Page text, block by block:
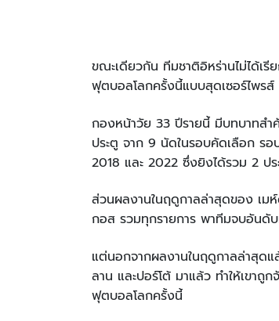
ขณะเดียวกัน ทีมชาติอิหร่านไม่ได้
ฟุตบอลโลกครั้งนี้แบบสุดเซอร์ไพรส์
กองหน้าวัย 33 ปีรายนี้ มีบทบาทสำ
ประตู จาก 9 นัดในรอบคัดเลือก ร
2018 และ 2022 ซึ่งยิงได้รวม 2 ป
ส่วนผลงานในฤดูกาลล่าสุดของ เม
กอส รวมทุกรายการ พาทีมจบอันดั
แต่นอกจากผลงานในฤดูกาลล่าสุดแ
ลาน และปอร์โต้ มาแล้ว ทำให้เขาถู
ฟุตบอลโลกครั้งนี้